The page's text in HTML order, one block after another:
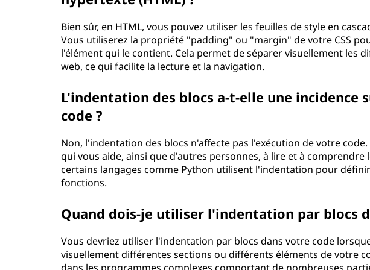
Bien sûr, en HTML, vous pouvez utiliser les feuilles de style en
Vous utiliserez la propriété "padding" ou "margin" de votre CSS
l'élément qui le contient. Cela permet de séparer visuellement les
web, ce qui facilite la lecture et la navigation.
L'indentation des blocs a-t-elle une incidence
code ?
Non, l'indentation des blocs n'affecte pas l'exécution de votre
qui vous aide, ainsi que d'autres personnes, à lire et à comprendre
certains langages comme Python utilisent l'indentation pour
fonctions.
Quand dois-je utiliser l'indentation par blocs
Vous devriez utiliser l'indentation par blocs dans votre code
visuellement différentes sections ou différents éléments de votre